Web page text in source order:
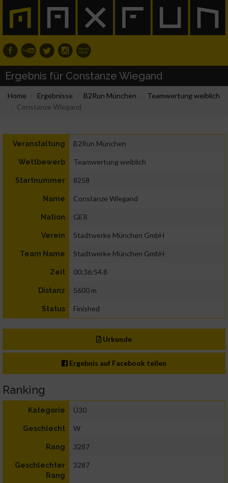
Ergebnis für Constanze Wiegand
Home Ergebnisse B2Run München
Teamwertung weiblich
Constanze Wiegand
Veranstaltung B2Run München
Wettbewerb Teamwertung weiblich
Startnummer 8258
Name Constanze Wiegand
Nation GER
Verein Stadtwerke München GmbH
Team Name Stadtwerke München GmbH
Zeit 00:36:54.8
Distanz 5600 m
Status Finished
Urkunde
Ergebnis auf Facebook teilen
Ranking
Kategorie Ü30
Geschlecht W
Rang 3287
Geschlechter
Rang
3287